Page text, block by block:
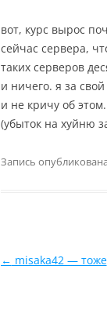
вот, курс вырос
сейчас сервера,
таких серверов
и ничего. я за
и не кричу об
(убыток на хуйню
Запись опубликована
Навигация по
← misaka42 — тоже